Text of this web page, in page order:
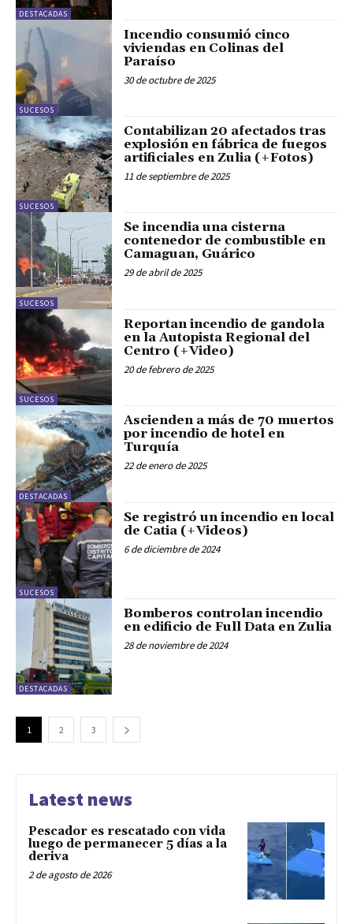
DESTACADAS
SUCESOS
Incendio consumió cinco
viviendas en Colinas del
Paraíso
30 de octubre de 2025
SUCESOS
Contabilizan 20 afectados tras
explosión en fábrica de fuegos
artificiales en Zulia (+Fotos)
11 de septiembre de 2025
SUCESOS
Se incendia una cisterna
contenedor de combustible en
Camaguan, Guárico
29 de abril de 2025
SUCESOS
Reportan incendio de gandola
en la Autopista Regional del
Centro (+Video)
20 de febrero de 2025
DESTACADAS
Ascienden a más de 70 muertos
por incendio de hotel en
Turquía
22 de enero de 2025
SUCESOS
Se registró un incendio en local
de Catia (+Videos)
6 de diciembre de 2024
DESTACADAS
Bomberos controlan incendio
en edificio de Full Data en Zulia
28 de noviembre de 2024
1 2 3
Latest news
Pescador es rescatado con vida
luego de permanecer 5 días a la
deriva
2 de agosto de 2026